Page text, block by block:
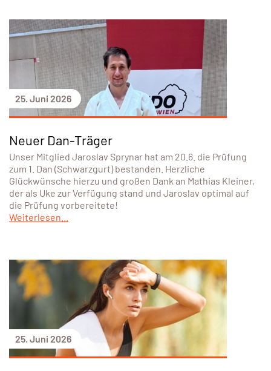
25. Juni 2026
Neuer Dan-Träger
Unser Mitglied Jaroslav Sprynar hat am 20.6. die Prüfung
zum 1. Dan (Schwarzgurt) bestanden. Herzliche
Glückwünsche hierzu und großen Dank an Mathias Kleiner,
der als Uke zur Verfügung stand und Jaroslav optimal auf
die Prüfung vorbereitete!
Weiterlesen...
25. Juni 2026